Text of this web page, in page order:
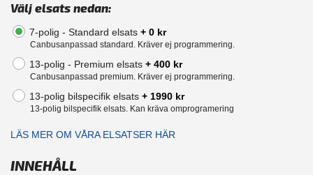
Välj elsats nedan:
7-polig - Standard elsats + 0 kr
Canbusanpassad standard. Kräver ej programmering.
13-polig - Premium elsats + 400 kr
Canbusanpassad premium. Kräver ej programmering.
13-polig bilspecifik elsats + 1990 kr
13-polig bilspecifik elsats. Kan kräva omprogramering
LÄS MER OM VÅRA ELSATSER HÄR
INNEHÅLL